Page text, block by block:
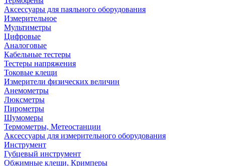
Аксессуары для паяльного оборудования
Измерительное
Мультиметры
Цифровые
Аналоговые
Кабельные тестеры
Тестеры напряжения
Токовые клещи
Измерители физических величин
Анемометры
Люксметры
Пирометры
Шумомеры
Термометры, Метеостанции
Аксессуары для измерительного оборудования
Инструмент
Губцевый инструмент
Обжимные клещи, Кримперы